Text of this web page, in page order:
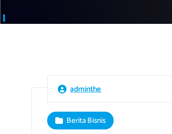
adminthe
Berita Bisnis